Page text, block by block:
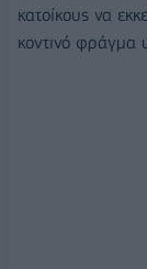
κατοίκους να
κοντινό φράγμα